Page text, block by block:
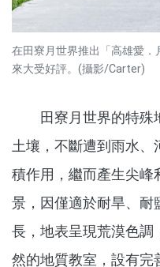
在田寮月世界推出「高雄愛
來大受好評。(攝影/Carter)
田寮月世界的特殊
土壤，不斷遭到雨水
積作用，繼而產生尖峰
景，因僅適於耐旱、耐
長，地表呈現荒漠色調
然的地質教室，設有完